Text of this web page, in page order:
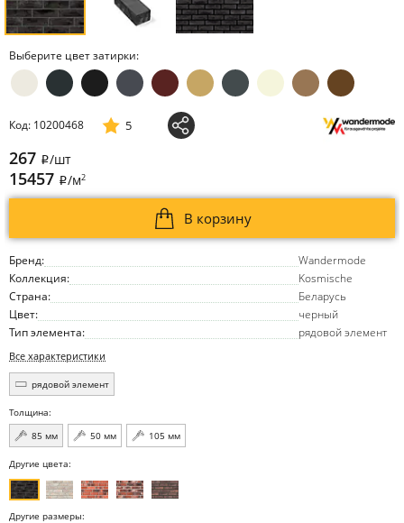
Выберите цвет затирки:
Бренд:
Wandermode
Коллекция:
Kosmische
Страна:
Беларусь
Цвет:
черный
Тип элемента:
рядовой элемент
Все характеристики
рядовой элемент
Толщина:
85 мм
50 мм 105 мм
Код: 10200468 5
267 i/шт
15457 i/м2
В корзину
Другие цвета:
Другие размеры: